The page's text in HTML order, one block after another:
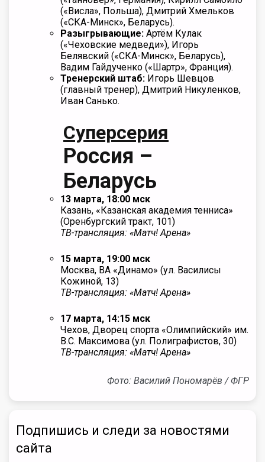
(«Висла», Польша), Дмитрий Хмельков
(«СКА-Минск», Беларусь).
Разыгрывающие: Артём Кулак
(«Чеховские медведи»), Игорь
Белявский («СКА-Минск», Беларусь),
Вадим Гайдученко («Шартр», Франция).
Тренерский штаб: Игорь Шевцов
(главный тренер), Дмитрий Никуленков,
Иван Санько.
Суперсерия
Россия –
Беларусь
13 марта, 18:00 мск
Казань, «Казанская академия тенниса»
(Оренбургский тракт, 101)
ТВ-трансляция: «Матч! Арена»
15 марта, 19:00 мск
Москва, ВА «Динамо» (ул. Василисы
Кожиной, 13)
ТВ-трансляция: «Матч! Арена»
17 марта, 14:15 мск
Чехов, Дворец спорта «Олимпийский» им.
В.С. Максимова (ул. Полиграфистов, 30)
ТВ-трансляция: «Матч! Арена»
Фото: Василий Пономарёв / ФГР
Подпишись и следи за новостями
сайта